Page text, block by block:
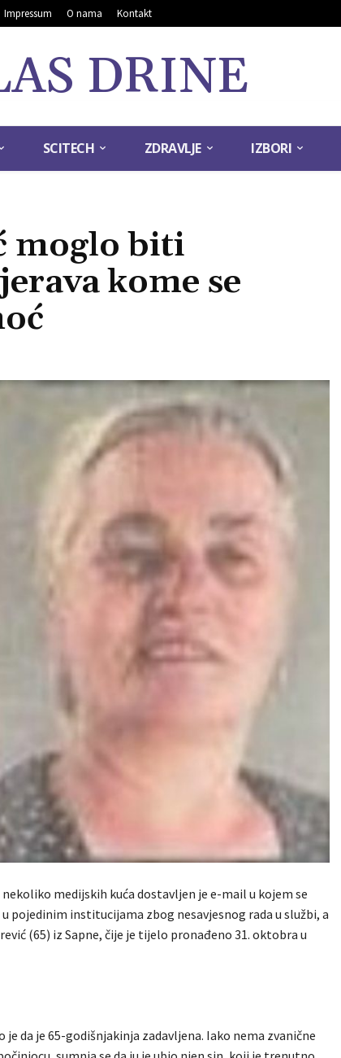
Impressum O nama Kontakt
DRINE
SCITECH ZDRAVLJE IZBORI
moglo biti
kome se
medijskih kuća dostavljen je e-mail u kojem se
pojedinim institucijama zbog nesavjesnog rada u službi, a
(65) iz Sapne, čije je tijelo pronađeno 31. oktobra u
da je 65-godišnjakinja zadavljena. Iako nema zvanične